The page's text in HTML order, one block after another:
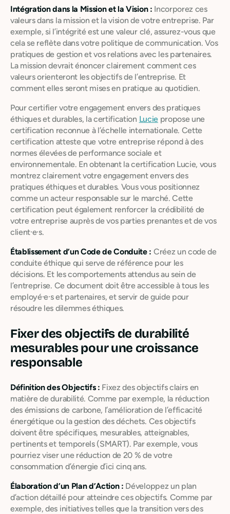
Intégration dans la Mission et la Vision : Incorporez ces
valeurs dans la mission et la vision de votre entreprise. Par
exemple, si l’intégrité est une valeur clé, assurez-vous que
cela se reflète dans votre politique de communication. Vos
pratiques de gestion et vos relations avec les partenaires.
La mission devrait énoncer clairement comment ces
valeurs orienteront les objectifs de l’entreprise. Et
comment elles seront mises en pratique au quotidien.
Pour certifier votre engagement envers des pratiques
éthiques et durables, la certification Luciepropose une
certification reconnue à l’échelle internationale. Cette
certification atteste que votre entreprise répond à des
normes élevées de performance sociale et
environnementale. En obtenant la certification Lucie, vous
montrez clairement votre engagement envers des
pratiques éthiques et durables. Vous vous positionnez
comme un acteur responsable sur le marché. Cette
certification peut également renforcer la crédibilité de
votre entreprise auprès de vos parties prenantes et de vos
client·e·s.
Établissement d’un Code de Conduite : Créez un code de
conduite éthique qui serve de référence pour les
décisions. Et les comportements attendus au sein de
l’entreprise. Ce document doit être accessible à tous les
employé·e·s et partenaires, et servir de guide pour
résoudre les dilemmes éthiques.
Fixer des objectifs de durabilité
mesurables pour une croissance
responsable
Définition des Objectifs : Fixez des objectifs clairs en
matière de durabilité. Comme par exemple, la réduction
des émissions de carbone, l’amélioration de l’efficacité
énergétique ou la gestion des déchets. Ces objectifs
doivent être spécifiques, mesurables, atteignables,
pertinents et temporels (SMART). Par exemple, vous
pourriez viser une réduction de 20 % de votre
consommation d’énergie d’ici cinq ans.
Élaboration d’un Plan d’Action : Développez un plan
d’action détaillé pour atteindre ces objectifs. Comme par
exemple, des initiatives telles que la transition vers des